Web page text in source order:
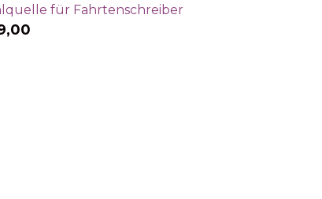
für Fahrtenschreiber